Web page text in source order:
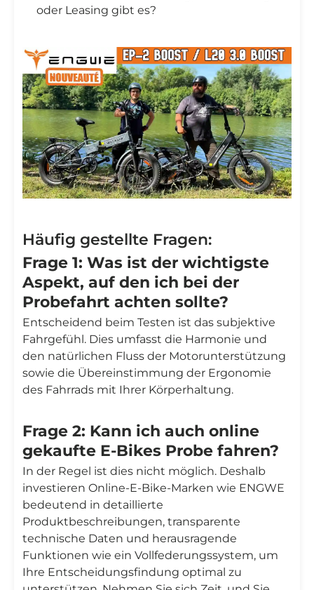
oder Leasing gibt es?
Häufig gestellte Fragen:
Frage 1: Was ist der wichtigste
Aspekt, auf den ich bei der
Probefahrt achten sollte?
Entscheidend beim Testen ist das subjektive
Fahrgefühl. Dies umfasst die Harmonie und
den natürlichen Fluss der Motorunterstützung
sowie die Übereinstimmung der Ergonomie
des Fahrrads mit Ihrer Körperhaltung.
Frage 2: Kann ich auch online
gekaufte E-Bikes Probe fahren?
In der Regel ist dies nicht möglich. Deshalb
investieren Online-E-Bike-Marken wie ENGWE
bedeutend in detaillierte
Produktbeschreibungen, transparente
technische Daten und herausragende
Funktionen wie ein Vollfederungssystem, um
Ihre Entscheidungsfindung optimal zu